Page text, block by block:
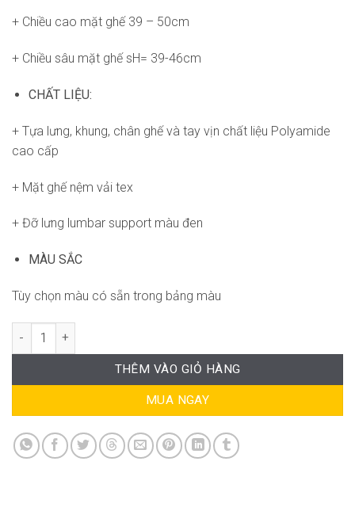
+ Chiều cao mặt ghế 39 – 50cm
+ Chiều sâu mặt ghế sH= 39-46cm
CHẤT LIỆU:
+ Tựa lưng, khung, chân ghế và tay vịn chất liệu Polyamide
cao cấp
+ Mặt ghế nệm vải tex
+ Đỡ lưng lumbar support màu đen
MÀU SẮC
Tùy chọn màu có sẵn trong bảng màu
Ghế Stay Tex AT-GVP184 số lượng
THÊM VÀO GIỎ HÀNG
MUA NGAY